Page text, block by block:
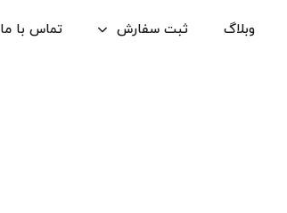
وبلاگ ثبت سفارش تماس با ما